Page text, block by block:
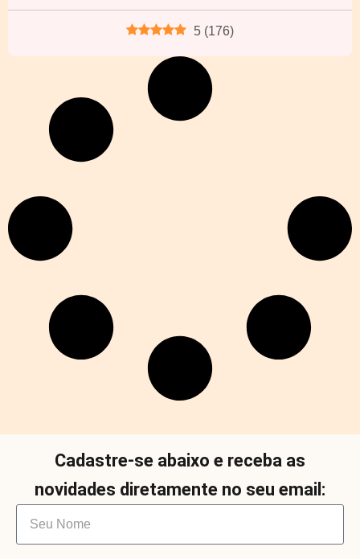
5 (176)
Cadastre-se abaixo e receba as
novidades diretamente no seu email: